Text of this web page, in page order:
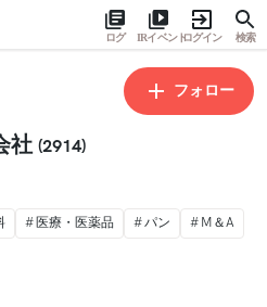
ログ IRイベントログイン 検索
フォロー
社 (2914)
医療・医薬品 パン
M＆A